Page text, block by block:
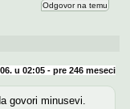
Odgovor na temu
u 02:05 - pre 246 meseci
govori minusevi.